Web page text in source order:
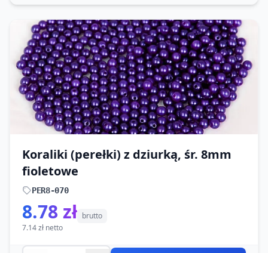
Koraliki (perełki) z dziurką, śr. 8mm
fioletowe
PER8-070
8.78 zł brutto
7.14 zł netto